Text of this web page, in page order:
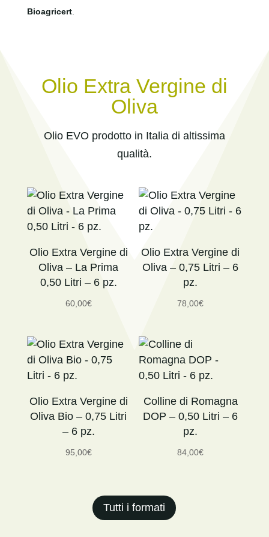
Bioagricert.
Olio Extra Vergine di
Oliva
Olio EVO prodotto in Italia di altissima
qualità.
Olio Extra Vergine di
Oliva – La Prima
0,50 Litri – 6 pz.
60,00€
Olio Extra Vergine di
Oliva – 0,75 Litri – 6
pz.
78,00€
Olio Extra Vergine di
Oliva Bio – 0,75 Litri
– 6 pz.
95,00€
Colline di Romagna
DOP – 0,50 Litri – 6
pz.
84,00€
Tutti i formati